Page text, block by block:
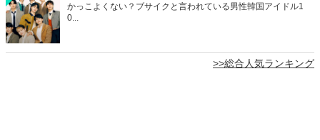
かっこよくない？ブサイクと言われている男性韓国アイドル1
0...
>>総合人気ランキング